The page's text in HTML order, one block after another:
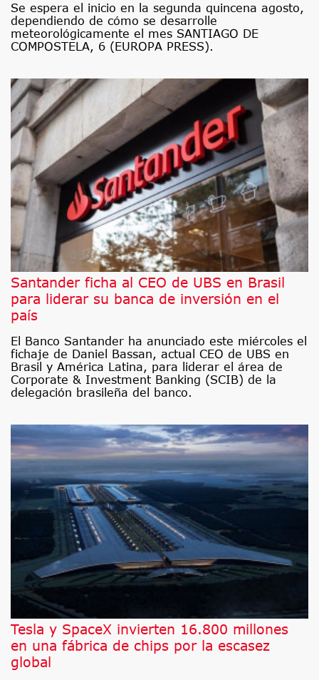
Se espera el inicio en la segunda quincena agosto,
dependiendo de cómo se desarrolle
meteorológicamente el mes SANTIAGO DE
COMPOSTELA, 6 (EUROPA PRESS).
Santander ficha al CEO de UBS en Brasil
para liderar su banca de inversión en el
país
El Banco Santander ha anunciado este miércoles el
fichaje de Daniel Bassan, actual CEO de UBS en
Brasil y América Latina, para liderar el área de
Corporate & Investment Banking (SCIB) de la
delegación brasileña del banco.
Tesla y SpaceX invierten 16.800 millones
en una fábrica de chips por la escasez
global